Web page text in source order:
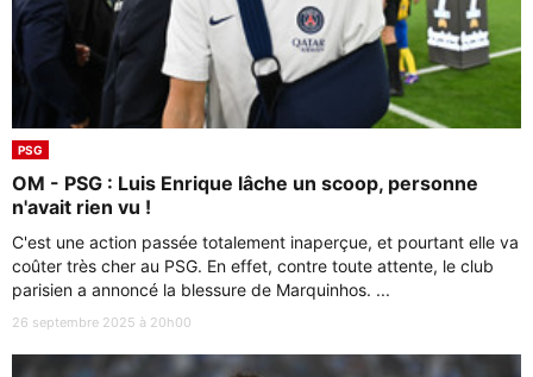
PSG
OM - PSG : Luis Enrique lâche un scoop, personne
n'avait rien vu !
C'est une action passée totalement inaperçue, et pourtant elle va
coûter très cher au PSG. En effet, contre toute attente, le club
parisien a annoncé la blessure de Marquinhos. ...
26 septembre 2025 à 20h00